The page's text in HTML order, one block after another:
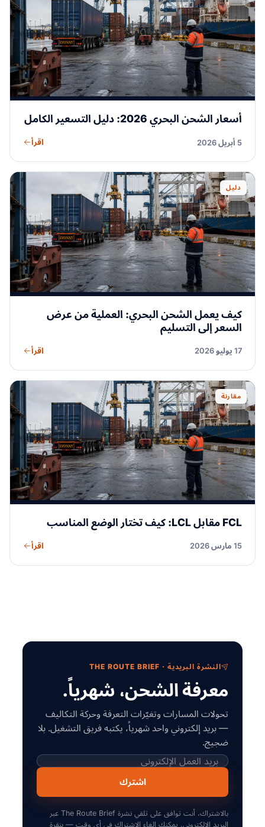
أسعار الشحن البحري 2026: دليل التسعير الكامل
5 أبريل 2026 اقرأ
دليل
كيف يعمل الشحن البحري: العملية من عرض
السعر إلى التسليم
17 يوليو 2026 اقرأ
مقارنة
FCL مقابل LCL: كيف تختار الوضع المناسب
15 مارس 2026 اقرأ
النشرة البريدية · THE ROUTE BRIEF
معرفة الشحن، شهرياً.
تحولات المسارات وتغيّرات التعرفة وحركة التكاليف
— بريد إلكتروني واحد شهرياً، يكتبه فريق التشغيل. بلا
ضجيج.
اشترك
بالاشتراك، أنت توافق على تلقي نشرة The Route Brief عبر
البريد الإلكتروني. يمكنك إلغاء الاشتراك في أي وقت — بنقرة